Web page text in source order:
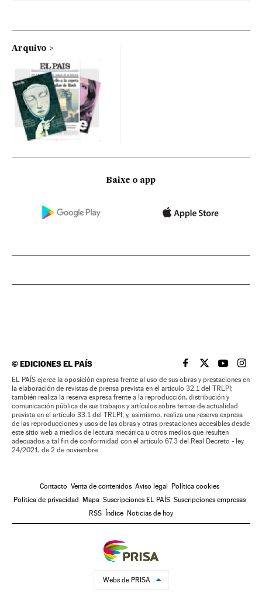
Arquivo
Baixe o app
©EDICIONES EL PAÍS EL PAÍS BRASIL EN
EL PAÍSEL PAÍS
EL
EL PAÍS ejerce la oposición expresa frente al uso de sus obras y prestaciones en
la elaboración de revistas de prensa prevista en el artículo 32.1 del TRLPI;
también realiza la reserva expresa frente a la reproducción, distribución y
comunicación pública de sus trabajos y artículos sobre temas de actualidad
prevista en el artículo 33.1 del TRLPI; y, asimismo, realiza una reserva expresa
de las reproducciones y usos de las obras y otras prestaciones accesibles desde
este sitio web a medios de lectura mecánica u otros medios que resulten
adecuados a tal fin de conformidad con el artículo 67.3 del Real Decreto - ley
24/2021, de 2 de noviembre
Contacto Venta de contenidos Aviso legal
Política cookies
Política de privacidad
Mapa Suscripciones EL PAÍS Suscripciones empresas
RSS
Índice Noticias de hoy
Webs de PRISA